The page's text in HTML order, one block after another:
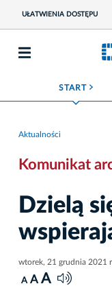
UŁATWIENIA DOSTĘPU
START ROZWIŃ MENU
Aktualności
Komunikat
Dzielą
wtorek, 21 grudnia 2021
A A A